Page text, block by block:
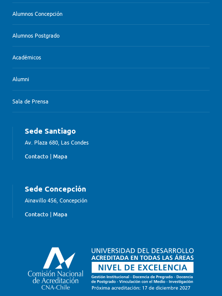
Alumnos Concepción
Alumnos Postgrado
Académicos
Alumni
Sala de Prensa
Sede Santiago
Av. Plaza 680, Las Condes
Contacto | Mapa
Sede Concepción
Ainavillo 456, Concepción
Contacto | Mapa